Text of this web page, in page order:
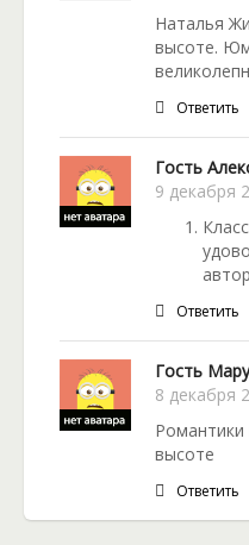
Наталья
высоте.
Ответить
Гость
9 декабря
Ответить
Гость
8 декабря
высоте
Ответить